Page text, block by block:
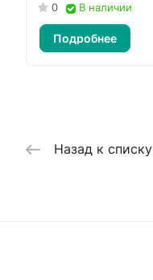
0 В наличии
Подробнее
Назад к списку